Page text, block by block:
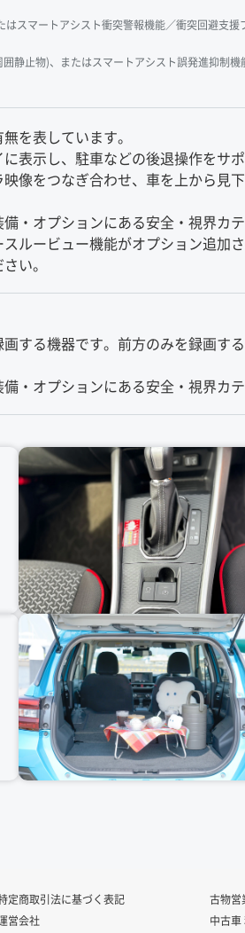
スマートアシスト衝突警報機能／衝突回避支
静止物)、またはスマートアシスト誤発進抑制
を表しています。
表示し、駐車などの後退操作をサポ
像をつなぎ合わせ、車を上から見
・オプションにある安全・視界カ
ルービュー機能がオプション追加
い。
する機器です。前方のみを録画す
・オプションにある安全・視界カ
定商取引法に基づく表記
古物営
営会社
中古車